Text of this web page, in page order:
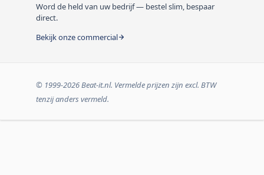
Word de held van uw bedrijf — bestel slim, bespaar
direct.
Bekijk onze commercial
© 1999-2026 Beat-it.nl. Vermelde prijzen zijn excl. BTW
tenzij anders vermeld.